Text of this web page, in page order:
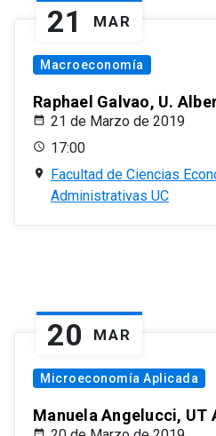
21 MAR
Macroeconomía
Raphael Galvao, U.
21 de Marzo de 2019
17:00
Facultad de Ciencias
Administrativas UC
20 MAR
Microeconomía Aplicada
Manuela Angelucci, UT